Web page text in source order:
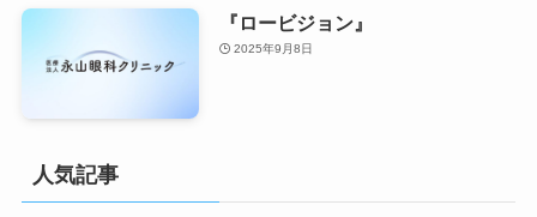
『ロービジョン』
2025年9月8日
人気記事